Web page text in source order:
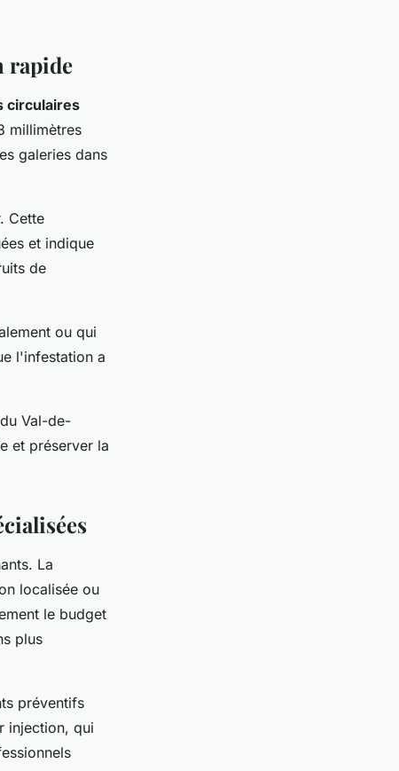
rapide
circulaires
millimètres
galeries dans
Cette
et indique
de
ou qui
l'infestation a
Val-de-
et préserver la
La
localisée ou
le budget
plus
préventifs
injection, qui